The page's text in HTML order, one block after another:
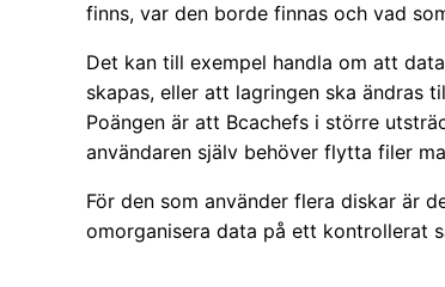
finns, var den borde finnas och vad
Det kan till exempel handla om att
skapas, eller att lagringen ska ändras
Poängen är att Bcachefs i större
användaren själv behöver flytta filer
För den som använder flera diskar är
omorganisera data på ett kontrollerat